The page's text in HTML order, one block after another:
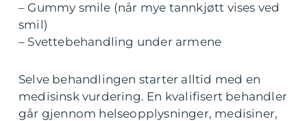
– Gummy smile (når mye tannkjøtt vises ved
smil)
– Svettebehandling under armene
Selve behandlingen starter alltid med en
medisinsk vurdering. En kvalifisert behandler
går gjennom helseopplysninger, medisiner,